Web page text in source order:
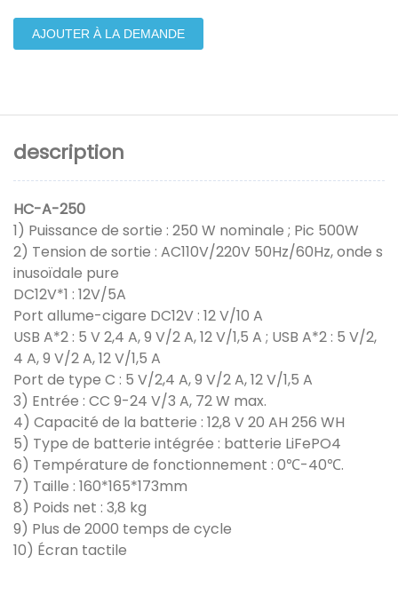
AJOUTER À LA DEMANDE
description
HC-A-250
1) Puissance de sortie : 250 W nominale ; Pic 500W
2) Tension de sortie : AC110V/220V 50Hz/60Hz, onde s
inusoïdale pure
DC12V*1 : 12V/5A
Port allume-cigare DC12V : 12 V/10 A
USB A*2 : 5 V 2,4 A, 9 V/2 A, 12 V/1,5 A ; USB A*2 : 5 V/2,
4 A, 9 V/2 A, 12 V/1,5 A
Port de type C : 5 V/2,4 A, 9 V/2 A, 12 V/1,5 A
3) Entrée : CC 9-24 V/3 A, 72 W max.
4) Capacité de la batterie : 12,8 V 20 AH 256 WH
5) Type de batterie intégrée : batterie LiFePO4
6) Température de fonctionnement : 0℃-40℃.
7) Taille : 160*165*173mm
8) Poids net : 3,8 kg
9) Plus de 2000 temps de cycle
10) Écran tactile